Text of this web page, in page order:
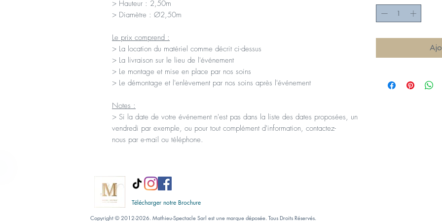
> Hauteur : 2,50m
> Diamètre : Ø2,50m
Le prix comprend :
> La location du matériel comme décrit ci-dessus
> La livraison sur le lieu de l'événement
> Le montage et mise en place par nos soins
> Le démontage et l'enlèvement par nos soins après l'événement
Notes :
> Si la date de votre événement n'est pas dans la liste des dates proposées, un
vendredi par exemple, ou pour tout complément d'information, contactez-
nous par e-mail ou téléphone.
Télécharger notre Brochure
Copyright © 2012-2026. Mathieu-Spectacle Sarl est une marque déposée. Tous Droits Réservés.